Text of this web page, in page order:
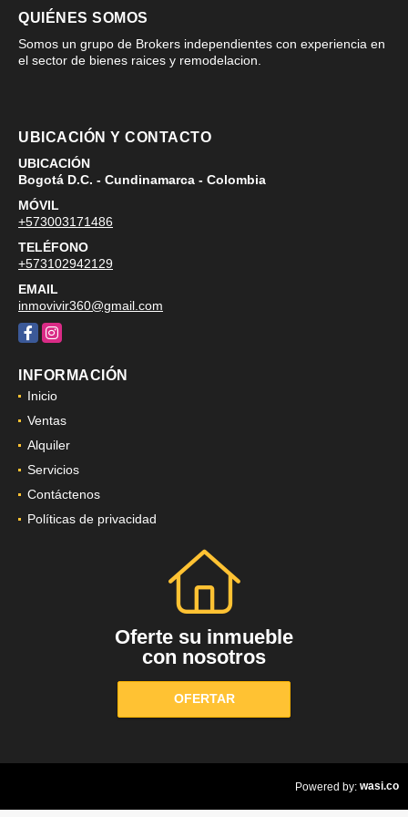
QUIÉNES SOMOS
Somos un grupo de Brokers independientes con experiencia en
el sector de bienes raices y remodelacion.
UBICACIÓN Y CONTACTO
UBICACIÓN
Bogotá D.C. - Cundinamarca - Colombia
MÓVIL
+573003171486
TELÉFONO
+573102942129
EMAIL
inmovivir360@gmail.com
FacebookInstagram
INFORMACIÓN
Inicio
Ventas
Alquiler
Servicios
Contáctenos
Políticas de privacidad
Oferte su inmueble
con nosotros
OFERTAR
Powered by: wasi.co